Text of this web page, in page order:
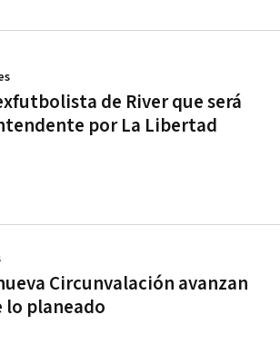
de River que será
por La Libertad
Circunvalación avanzan
lo planeado